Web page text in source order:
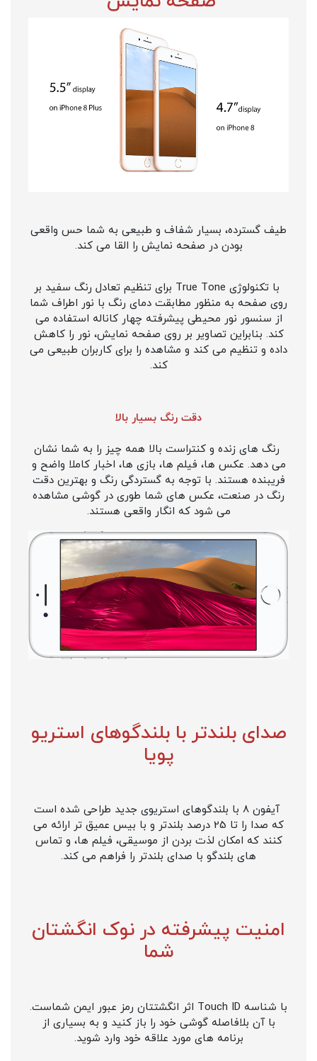
طیف گسترده، بسیار شفاف و طبیعی به شما حس واقعی
بودن در صفحه نمایش را القا می کند.
با تکنولوژی True Tone برای تنظیم تعادل رنگ سفید بر
روی صفحه به منظور مطابقت دمای رنگ با نور اطراف شما
از سنسور نور محیطی پیشرفته چهار کاناله استفاده می
کند. بنابراین تصاویر بر روی صفحه نمایش، نور را کاهش
داده و تنظیم می کند و مشاهده را برای کاربران طبیعی می
کند.
دقت رنگ بسیار بالا
رنگ های زنده و کنتراست بالا همه چیز را به شما نشان
می دهد. عکس ها، فیلم ها، بازی ها، اخبار کاملا واضح و
فریبنده هستند. با توجه به گستردگی رنگ و بهترین دقت
رنگ در صنعت، عکس های شما طوری در گوشی مشاهده
می شود که انگار واقعی هستند.
صدای بلندتر با بلندگوهای استریو
پویا
آیفون 8 با بلندگوهای استریوی جدید طراحی شده است
که صدا را تا 25 درصد بلندتر و با بیس عمیق تر ارائه می
کنند که امکان لذت بردن از موسیقی، فیلم ها، و تماس
های بلندگو با صدای بلندتر را فراهم می کند.
امنیت پیشرفته در نوک انگشتان
شما
با شناسه Touch ID اثر انگشتتان رمز عبور ایمن شماست.
با آن بلافاصله گوشی خود را باز کنید و به بسیاری از
برنامه های مورد علاقه خود وارد شوید.